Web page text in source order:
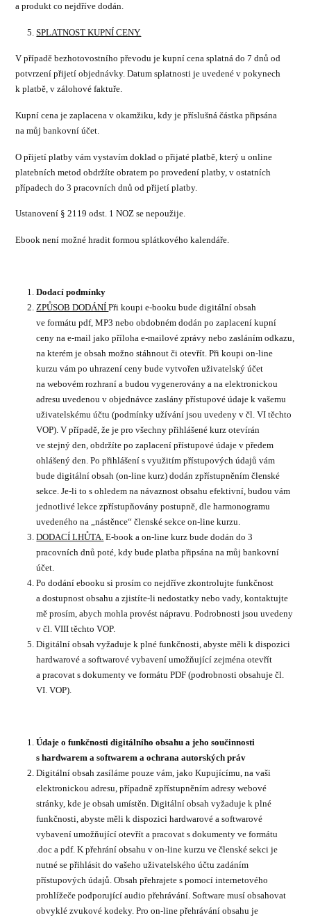
a produkt co nejdříve dodán.
SPLATNOST KUPNÍ CENY.
V případě bezhotovostního převodu je kupní cena splatná do 7 dnů od
potvrzení přijetí objednávky. Datum splatnosti je uvedené v pokynech
k platbě, v zálohové faktuře.
Kupní cena je zaplacena v okamžiku, kdy je příslušná částka připsána
na můj bankovní účet.
O přijetí platby vám vystavím doklad o přijaté platbě, který u online
platebních metod obdržíte obratem po provedení platby, v ostatních
případech do 3 pracovních dnů od přijetí platby.
Ustanovení § 2119 odst. 1 NOZ se nepoužije.
Ebook není možné hradit formou splátkového kalendáře.
Dodací podmínky
ZPŮSOB DODÁNÍPři koupi e-booku bude digitální obsah
ve formátu pdf, MP3 nebo obdobném dodán po zaplacení kupní
ceny na e-mail jako příloha e-mailové zprávy nebo zasláním odkazu,
na kterém je obsah možno stáhnout či otevřít. Při koupi on-line
kurzu vám po uhrazení ceny bude vytvořen uživatelský účet
na webovém rozhraní a budou vygenerovány a na elektronickou
adresu uvedenou v objednávce zaslány přístupové údaje k vašemu
uživatelskému účtu (podmínky užívání jsou uvedeny v čl. VI těchto
VOP). V případě, že je pro všechny přihlášené kurz otevírán
ve stejný den, obdržíte po zaplacení přístupové údaje v předem
ohlášený den. Po přihlášení s využitím přístupových údajů vám
bude digitální obsah (on-line kurz) dodán zpřístupněním členské
sekce. Je-li to s ohledem na návaznost obsahu efektivní, budou vám
jednotlivé lekce zpřístupňovány postupně, dle harmonogramu
uvedeného na „nástěnce“ členské sekce on-line kurzu.
DODACÍ LHŮTA. E-book a on-line kurz bude dodán do 3
pracovních dnů poté, kdy bude platba připsána na můj bankovní
účet.
Po dodání ebooku si prosím co nejdříve zkontrolujte funkčnost
a dostupnost obsahu a zjistíte-li nedostatky nebo vady, kontaktujte
mě prosím, abych mohla provést nápravu. Podrobnosti jsou uvedeny
v čl. VIII těchto VOP.
Digitální obsah vyžaduje k plné funkčnosti, abyste měli k dispozici
hardwarové a softwarové vybavení umožňující zejména otevřít
a pracovat s dokumenty ve formátu PDF (podrobnosti obsahuje čl.
VI. VOP).
Údaje o funkčnosti digitálního obsahu a jeho součinnosti
s hardwarem a softwarem a ochrana autorských práv
Digitální obsah zasíláme pouze vám, jako Kupujícímu, na vaši
elektronickou adresu, případně zpřístupněním adresy webové
stránky, kde je obsah umístěn. Digitální obsah vyžaduje k plné
funkčnosti, abyste měli k dispozici hardwarové a softwarové
vybavení umožňující otevřít a pracovat s dokumenty ve formátu
.doc a pdf. K přehrání obsahu v on-line kurzu ve členské sekci je
nutné se přihlásit do vašeho uživatelského účtu zadáním
přístupových údajů. Obsah přehrajete s pomocí internetového
prohlížeče podporující audio přehrávání. Software musí obsahovat
obvyklé zvukové kodeky. Pro on-line přehrávání obsahu je